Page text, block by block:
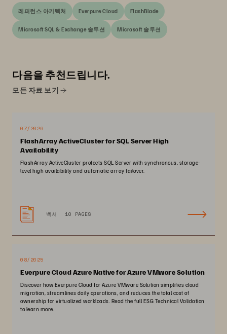
레퍼런스 아키텍처 Everpure Cloud FlashBlade
Microsoft SQL & Exchange 솔루션 Microsoft 솔루션
다음을 추천드립니다.
모든 자료 보기
07/2026
FlashArray ActiveCluster for SQL Server High
Availability
FlashArray ActiveCluster protects SQL Server with synchronous, storage-
level high availability and automatic array failover.
백서 10 PAGES
08/2025
Everpure Cloud Azure Native for Azure VMware Solution
Discover how Everpure Cloud for Azure VMware Solution simplifies cloud
migration, streamlines daily operations, and reduces the total cost of
ownership for virtualized workloads. Read the full ESG Technical Validation
to learn more.